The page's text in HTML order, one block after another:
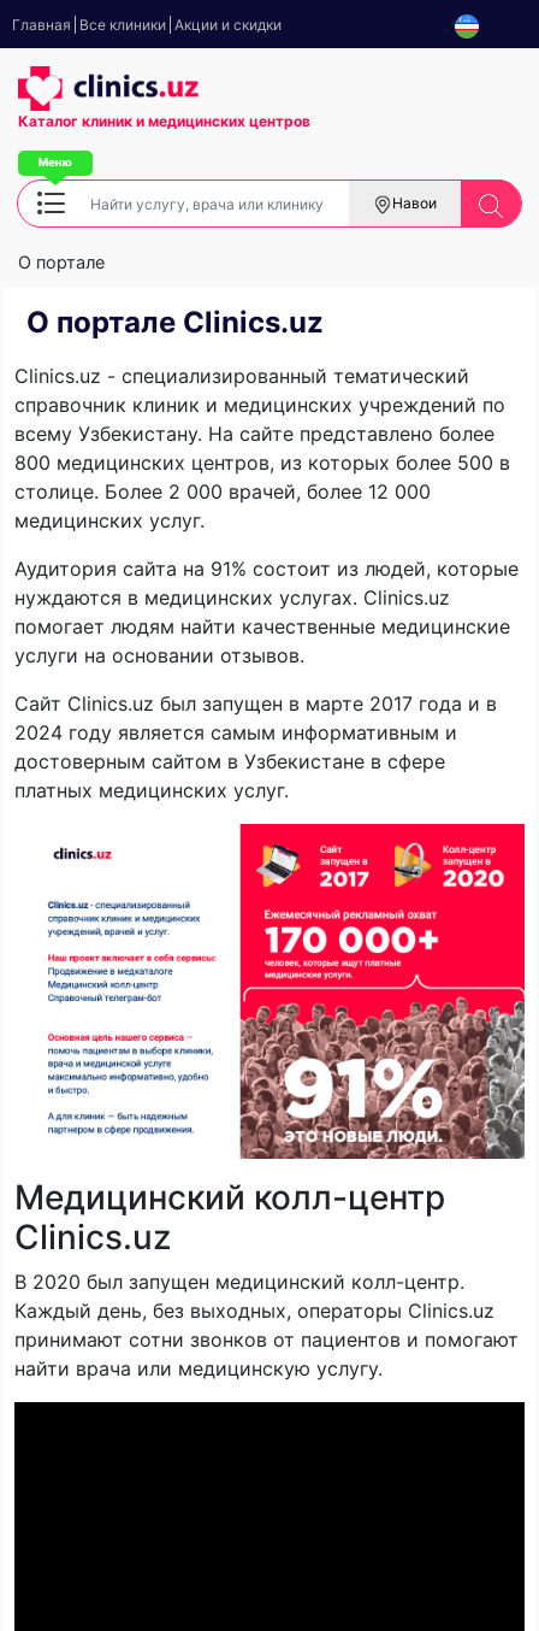
Главная Все клиники Акции и скидки
Каталог клиник и медицинских центров
Навои
О портале
О портале Clinics.uz
Clinics.uz - специализированный тематический
справочник клиник и медицинских учреждений по
всему Узбекистану. На сайте представлено более
800 медицинских центров, из которых более 500 в
столице. Более 2 000 врачей, более 12 000
медицинских услуг.
Аудитория сайта на 91% состоит из людей, которые
нуждаются в медицинских услугах. Clinics.uz
помогает людям найти качественные медицинские
услуги на основании отзывов.
Сайт Clinics.uz был запущен в марте 2017 года и в
2024 году является самым информативным и
достоверным сайтом в Узбекистане в сфере
платных медицинских услуг.
Медицинский колл-центр
Clinics.uz
В 2020 был запущен медицинский колл-центр.
Каждый день, без выходных, операторы Clinics.uz
принимают сотни звонков от пациентов и помогают
найти врача или медицинскую услугу.